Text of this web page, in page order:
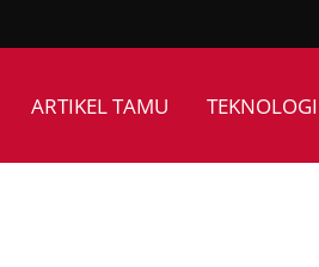
ARTIKEL TAMU TEKNOLOGI